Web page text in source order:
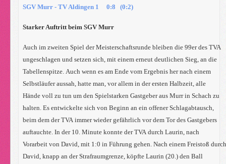
SGV Murr - TV Aldingen 1 0:8 (0:2)
Starker Auftritt beim SGV Murr
Auch im zweiten Spiel der Meisterschaftsrunde bleiben die 99er des TVA
ungeschlagen und setzen sich, mit einem erneut deutlichen Sieg, an die
Tabellenspitze. Auch wenn es am Ende vom Ergebnis her nach einem
Selbstläufer aussah, hatte man, vor allem in der ersten Halbzeit, alle
Hände voll zu tun um den Spielstarken Gastgeber aus Murr in Schach zu
halten. Es entwickelte sich von Beginn an ein offener Schlagabtausch,
beim dem der TVA immer wieder gefährlich vor dem Tor des Gastgebers
auftauchte. In der 10. Minute konnte der TVA durch Laurin, nach
Vorarbeit von David, mit 1:0 in Führung gehen. Nach einem Freistoß
David, knapp an der Strafraumgrenze, köpfte Laurin (20.) den Ball